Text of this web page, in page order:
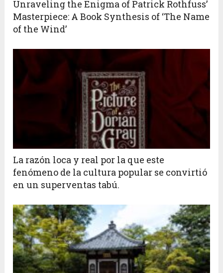
Unraveling the Enigma of Patrick Rothfuss’
Masterpiece: A Book Synthesis of ‘The Name
of the Wind’
La razón loca y real por la que este
fenómeno de la cultura popular se convirtió
en un superventas tabú.